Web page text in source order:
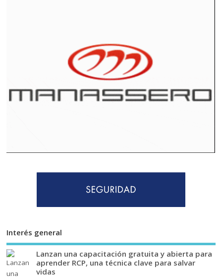
Interés general
Lanzan una capacitación gratuita y abierta para
aprender RCP, una técnica clave para salvar
vidas